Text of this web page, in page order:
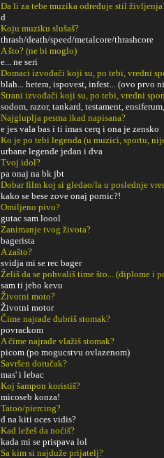
Da li za tebe muzika određuje stil
d
Koju muziku slušaš?
thrash/death/speed/metalcore/thrashcore
A što? (ne bi moglo)
e... ne seri
Domaci izvođači koji su, po tebi, vredni
blah... hetera, ispovest, infest... (ovo prvo
Strani izvođači koji su, po tebi, vredni
sodom, razor, tankard, testament,
Najgluplja pesma ikad napisana?
e jes vala bas i ti imas cerq i ona je zensko
Ko je po tebi legenda (u muzici, sportu,
urbane legende jedan i dva
Tvoj idol?
pa onaj na bk jbt
Dobar film koj si gledao/la u poslednje
kako se bese zove onaj pornic?!
Omiljeno pivo?
gutac sam loool
Zanimanje tvog života?
bagerista
A zašto?
svidja mi se rec bager
Želiš da se pohvališ time što... (diplome i
sam ti jebo kevu
Životni moto?
Životni motor
Čime najrađe đubriš stomak?
povrackom
A čime najrađe vlažiš stomak?
picom (po mogucstvu ovlazenom)
Savršen doručak?
mas' i lebac
Koj šampon koristiš?
micoseb konza!
Tatoo/piercing?
d na kiti oces vidis?
Kad ležeš da noćiš?
kada mi se prispava lol
Sa kim si najduže prijatelj?